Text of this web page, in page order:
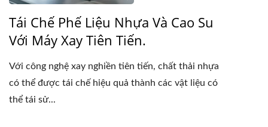
Tái Chế Phế Liệu Nhựa Và Cao Su
Với Máy Xay Tiên Tiến.
Với công nghệ xay nghiền tiên tiến, chất thải nhựa
có thể được tái chế hiệu quả thành các vật liệu có
thể tái sử...